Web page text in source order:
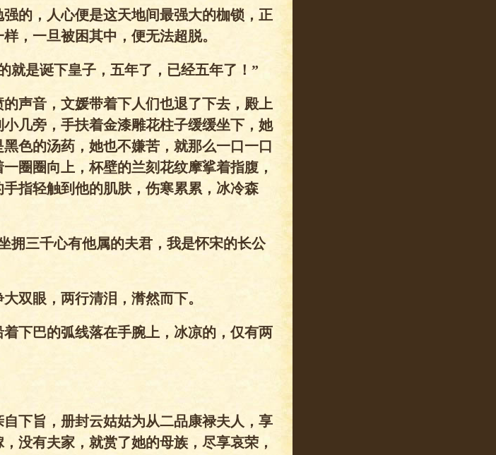
的，人心便是这天地间最强大的枷锁，正
，一旦被困其中，便无法超脱。
就是诞下皇子，五年了，已经五年了！”
声音，文媛带着下人们也退了下去，殿上
几旁，手扶着金漆雕花柱子缓缓坐下，她
色的汤药，她也不嫌苦，就那么一口一口
圈圈向上，杯壁的兰刻花纹摩挲着指腹，
指轻触到他的肌肤，伤寒累累，冰冷森
拥三千心有他属的夫君，我是怀宋的长公
双眼，两行清泪，潸然而下。
下巴的弧线落在手腕上，冰凉的，仅有两
下旨，册封云姑姑为从二品康禄夫人，享
没有夫家，就赏了她的母族，尽享哀荣，